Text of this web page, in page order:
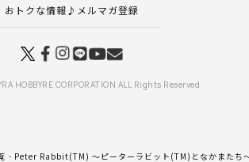
おトクな情報♪メルマガ登録
HOBBYRE CORPORATION ALL Rights Reserved
Peter Rabbit(TM) ～ピーターラビット(TM)となかまたち